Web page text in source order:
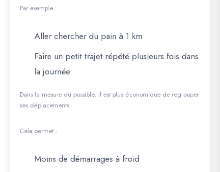
Par exemple :
Aller chercher du pain à 1 km
Faire un petit trajet répété plusieurs fois dans
la journée
Dans la mesure du possible, il est plus économique de regrouper
ses déplacements.
Cela permet :
Moins de démarrages à froid